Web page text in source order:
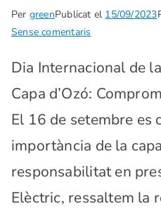
Per greenPublicat el 15/09/2023
Sense comentaris
Dia Internacional de
Capa d’Ozó:
El 16 de setembre es
importància de la
responsabilitat en
Elèctric, ressaltem la